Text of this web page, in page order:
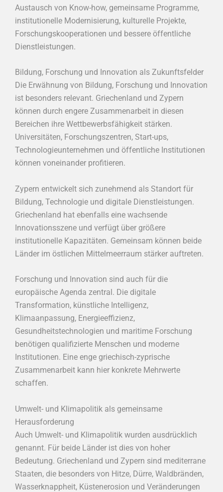
Austausch von Know-how, gemeinsame Programme,
institutionelle Modernisierung, kulturelle Projekte,
Forschungskooperationen und bessere öffentliche
Dienstleistungen.
Bildung, Forschung und Innovation als Zukunftsfelder
Die Erwähnung von Bildung, Forschung und Innovation
ist besonders relevant. Griechenland und Zypern
können durch engere Zusammenarbeit in diesen
Bereichen ihre Wettbewerbsfähigkeit stärken.
Universitäten, Forschungszentren, Start-ups,
Technologieunternehmen und öffentliche Institutionen
können voneinander profitieren.
Zypern entwickelt sich zunehmend als Standort für
Bildung, Technologie und digitale Dienstleistungen.
Griechenland hat ebenfalls eine wachsende
Innovationsszene und verfügt über größere
institutionelle Kapazitäten. Gemeinsam können beide
Länder im östlichen Mittelmeerraum stärker auftreten.
Forschung und Innovation sind auch für die
europäische Agenda zentral. Die digitale
Transformation, künstliche Intelligenz,
Klimaanpassung, Energieeffizienz,
Gesundheitstechnologien und maritime Forschung
benötigen qualifizierte Menschen und moderne
Institutionen. Eine enge griechisch-zyprische
Zusammenarbeit kann hier konkrete Mehrwerte
schaffen.
Umwelt- und Klimapolitik als gemeinsame
Herausforderung
Auch Umwelt- und Klimapolitik wurden ausdrücklich
genannt. Für beide Länder ist dies von hoher
Bedeutung. Griechenland und Zypern sind mediterrane
Staaten, die besonders von Hitze, Dürre, Waldbränden,
Wasserknappheit, Küstenerosion und Veränderungen